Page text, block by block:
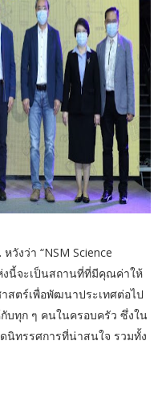
วังว่า “NSM Science
งนี้จะเป็นสถานที่ที่มีคุณค่าให้
สตร์เพื่อพัฒนาประเทศต่อไป
บทุก ๆ คนในครอบครัว ซึ่งใน
นิทรรศการที่น่าสนใจ รวมทั้ง